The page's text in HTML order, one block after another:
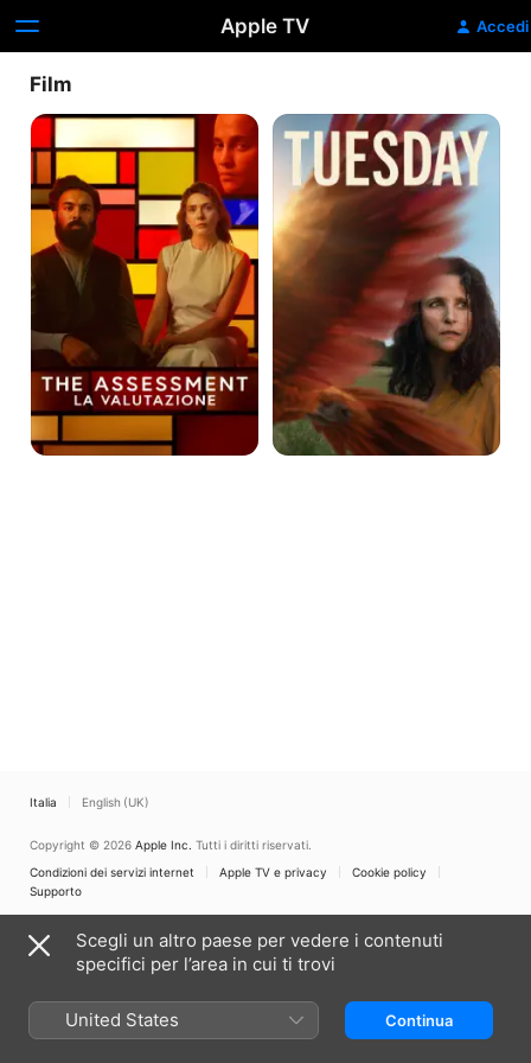
Apple TV Accedi
Film
The
Assessment
La
Valutazione
Tuesday
Italia English (UK)
Copyright © 2026 Apple Inc. Tutti i diritti riservati.
Condizioni dei servizi internet
Apple TV e privacy
Cookie policy
Supporto
Scegli un altro paese per vedere i contenuti
specifici per l’area in cui ti trovi
United States Continua